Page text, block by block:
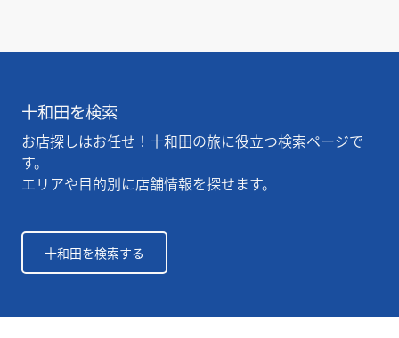
十和田を検索
お店探しはお任せ！十和田の旅に役立つ検索ページで
す。
エリアや目的別に店舗情報を探せます。
十和田を検索する